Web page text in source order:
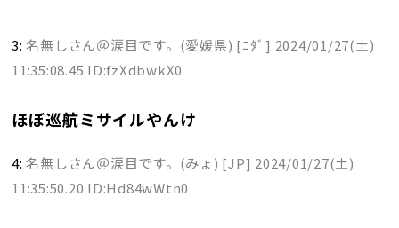
3:名無しさん＠涙目です。(愛媛県) [ﾆﾀﾞ] 2024/01/27(土)
11:35:08.45 ID:fzXdbwkX0
ほぼ巡航ミサイルやんけ
4:名無しさん＠涙目です。(みょ) [JP] 2024/01/27(土)
11:35:50.20 ID:Hd84wWtn0